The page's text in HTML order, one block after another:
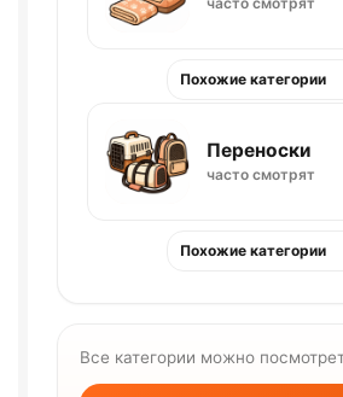
Похожие категории
Переноски
часто смотрят
Похожие категории
Все категории можно